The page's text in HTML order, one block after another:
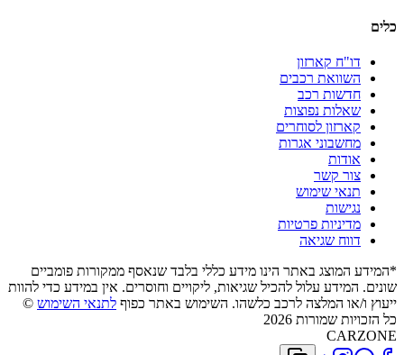
כלים
דו"ח קארזון
השוואת רכבים
חדשות רכב
שאלות נפוצות
קארזון לסוחרים
מחשבוני אגרות
אודות
צור קשר
תנאי שימוש
נגישות
מדיניות פרטיות
דווח שגיאה
*המידע המוצג באתר הינו מידע כללי בלבד שנאסף ממקורות פומביים
שונים. המידע עלול להכיל שגיאות, ליקויים וחוסרים. אין במידע כדי להוות
ייעוץ ו/או המלצה לרכב כלשהו. השימוש באתר כפוף לתנאי השימוש ©
כל הזכויות שמורות 2026
CARZONE